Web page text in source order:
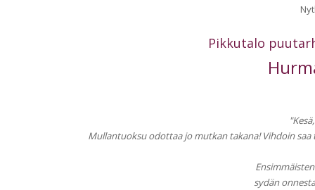
Pikkutalo
Mullantuoksu odottaa jo mutkan takana! Vihdoin
sydän